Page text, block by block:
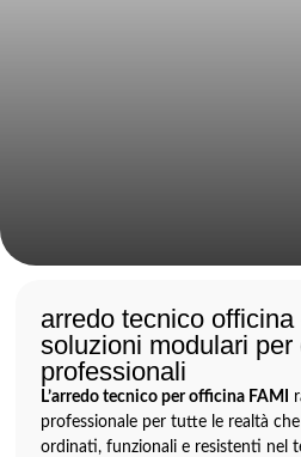
arredo tecnico
soluzioni modulari per
professionali
L’arredo tecnico per officina FAMI
professionale per tutte le realtà
ordinati, funzionali e resistenti nel